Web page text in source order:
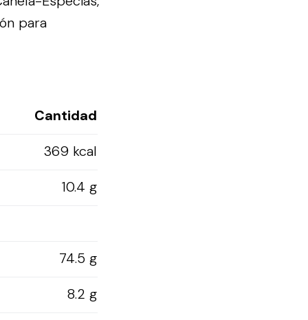
para
Cantidad
369 kcal
10.4 g
74.5 g
8.2 g